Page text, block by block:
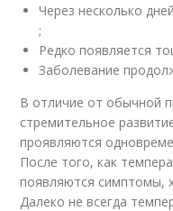
Через несколько
;
Редко появляется
Заболевание
В отличие от обычной
стремительное
проявляются
После того, как
появляются симптомы,
Далеко не всегда